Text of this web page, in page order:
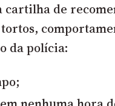
cartilha de
da polícia: